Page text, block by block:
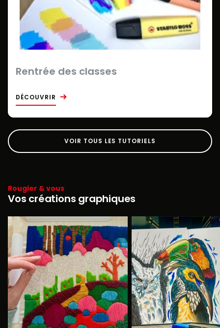
Rentrée des classes
DÉCOUVRIR
VOIR TOUS LES TUTORIELS
Rougier & vous
Vos créations graphiques